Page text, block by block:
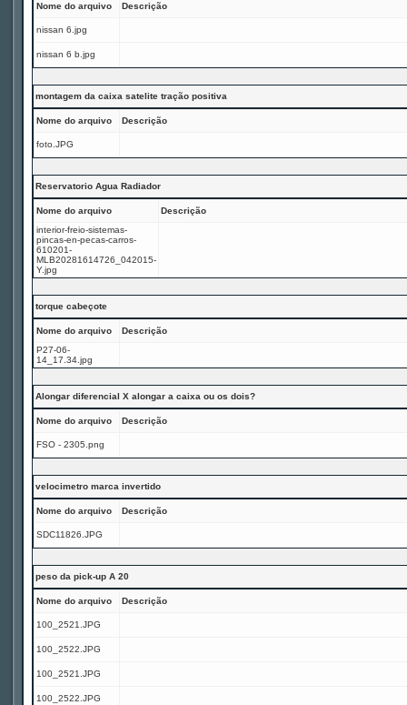
Nome do arquivo Descrição
nissan 6.jpg
nissan 6 b.jpg
montagem da caixa satelite tração positiva
Nome do arquivo Descrição
foto.JPG
Reservatorio Agua Radiador
Nome do arquivo
Descrição
interior-freio-sistemas-
pincas-en-pecas-carros-
610201-
MLB20281614726_042015-
Y.jpg
torque cabeçote
Nome do arquivo
Descrição
P27-06-
14_17.34.jpg
Alongar diferencial X alongar a caixa ou os dois?
Nome do arquivo Descrição
FSO - 2305.png
velocimetro marca invertido
Nome do arquivo Descrição
SDC11826.JPG
peso da pick-up A 20
Nome do arquivo Descrição
100_2521.JPG
100_2522.JPG
100_2521.JPG
100_2522.JPG